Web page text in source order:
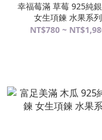
幸福莓滿 草莓 925純
女生項鍊 水果系列
NT$780 ~